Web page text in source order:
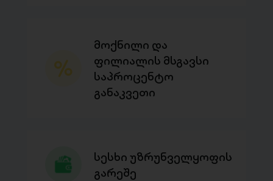
მოქნილი და
ფილიალის მსგავსი
საპროცენტო
განაკვეთი
სესხი უზრუნველყოფის
გარეშე